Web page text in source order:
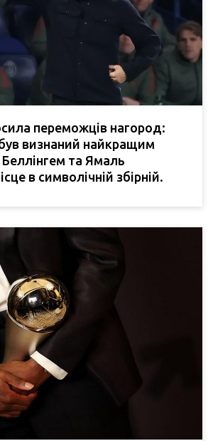
переможців нагород:
був визнаний найкращим
та Ямаль
в символічній збірній.